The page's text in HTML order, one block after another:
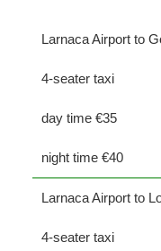
Larnaca Airport to
4-seater taxi
day time €35
night time €40
Larnaca Airport to
4-seater taxi